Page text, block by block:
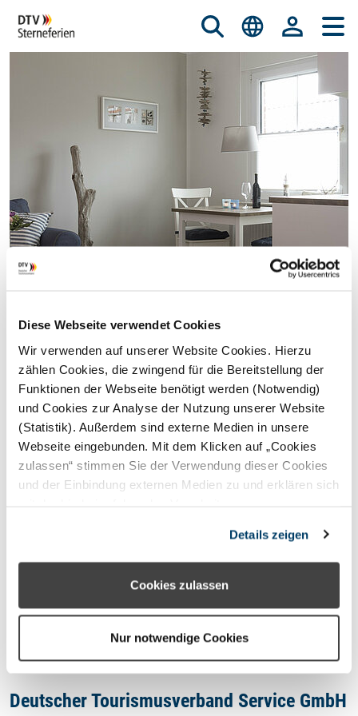
Diese Webseite verwendet Cookies
Wir verwenden auf unserer Website Cookies. Hierzu
zählen Cookies, die zwingend für die Bereitstellung der
Funktionen der Webseite benötigt werden (Notwendig)
und Cookies zur Analyse der Nutzung unserer Website
(Statistik). Außerdem sind externe Medien in unsere
Webseite eingebunden. Mit dem Klicken auf „Cookies
zulassen“ stimmen Sie der Verwendung dieser Cookies
und der Einbindung externen Medien zu und erklären sich
können Sie über die Schaltfläche „Nur notwendige
Cookies“ ohne die Erklärung einer Einwilligung fortfahren.
In diesem Fall werden nur notwendige Cookies
den Cookie- Einstellungen widerrufen oder ändern.
Details zeigen
Cookies zulassen
Nur notwendige Cookies
© istockphoto.com/nicky39
STERNEFERIEN REGION
Oops, an error occurred! Code:
20260807064132484006c8
Deutscher Tourismusverband Service GmbH
Datenschutzhinweis